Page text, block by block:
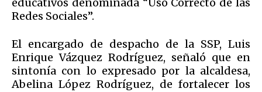
educativos denominada “Uso Correcto de las
Redes Sociales”.
El encargado de despacho de la SSP, Luis
Enrique Vázquez Rodríguez, señaló que en
sintonía con lo expresado por la alcaldesa,
Abelina López Rodríguez, de fortalecer los